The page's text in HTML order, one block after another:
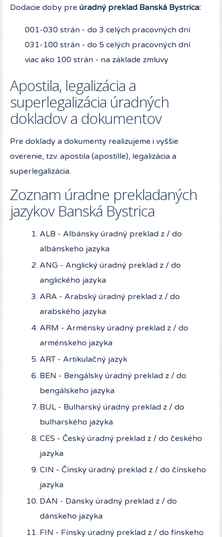
Dodacie doby pre úradný preklad Banská Bystrica:
001-030 strán - do 3 celých pracovných dní
031-100 strán - do 5 celých pracovných dní
viac ako 100 strán - na základe zmluvy
Apostila, legalizácia a
superlegalizácia úradných
dokladov a dokumentov
Pre doklady a dokumenty realizujeme i vyššie
overenie, tzv. apostila (apostille), legalizácia a
superlegalizácia.
Zoznam úradne prekladaných
jazykov Banská Bystrica
ALB - Albánsky úradný preklad z / do
albánskeho jazyka
ANG - Anglický úradný preklad z / do
anglického jazyka
ARA - Arabský úradný preklad z / do
arabského jazyka
ARM - Arménsky úradný preklad z / do
arménskeho jazyka
ART - Artikulačný jazyk
BEN - Bengálsky úradný preklad z / do
bengálskeho jazyka
BUL - Bulharský úradný preklad z / do
bulharského jazyka
CES - Český úradný preklad z / do českého
jazyka
CIN - Čínsky úradný preklad z / do čínskeho
jazyka
DAN - Dánsky úradný preklad z / do
dánskeho jazyka
FIN - Fínsky úradný preklad z / do fínskeho